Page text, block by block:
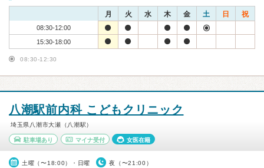
月 火 水 木 金 土 日 祝
08:30-12:00
15:30-18:00
08:30-12:30
八潮駅前内科 こどもクリニック
埼玉県八潮市大瀬（八潮駅）
駐車場あり マイナ受付 女医在籍
土曜（〜18:00）・日曜 夜（〜21:00）